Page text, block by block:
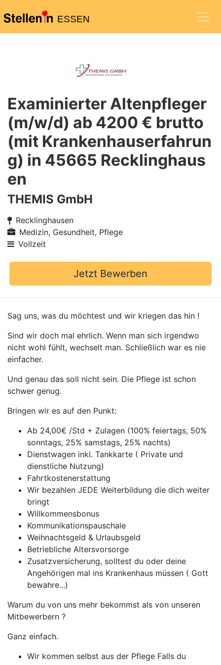
ESSEN
Examinierter Altenpfleger
(m/w/d) ab 4200 € brutto
(mit Krankenhauserfahrun
g) in 45665 Recklinghaus
en
THEMIS GmbH
Recklinghausen
Medizin, Gesundheit, Pflege
Vollzeit
Jetzt Bewerben
Sag uns, was du möchtest und wir kriegen das hin !
Sind wir doch mal ehrlich. Wenn man sich irgendwo
nicht wohl fühlt, wechselt man. Schließlich war es nie
einfacher.
Und genau das soll nicht sein. Die Pflege ist schon
schwer genug.
Bringen wir es auf den Punkt:
Ab 24,00€ /Std + Zulagen (100% feiertags, 50%
sonntags, 25% samstags, 25% nachts)
Dienstwagen inkl. Tankkarte ( Private und
dienstliche Nutzung)
Fahrtkostenerstattung
Wir bezahlen JEDE Weiterbildung die dich weiter
bringt
Willkommensbonus
Kommunikationspauschale
Weihnachtsgeld & Urlaubsgeld
Betriebliche Altersvorsorge
Zusatzversicherung, solltest du oder deine
Angehörigen mal ins Krankenhaus müssen ( Gott
bewahre...)
Warum du von uns mehr bekommst als von unseren
Mitbewerbern ?
Ganz einfach.
Wir kommen selbst aus der Pflege Falls du